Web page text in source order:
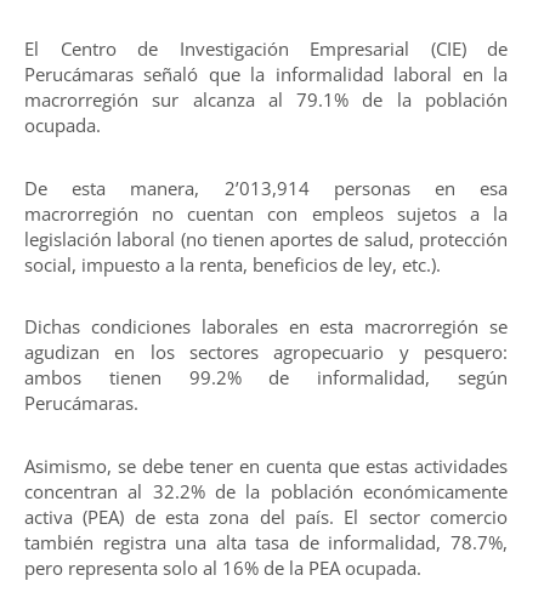
El Centro de Investigación Empresarial (CIE) de
Perucámaras señaló que la informalidad laboral en la
macrorregión sur alcanza al 79.1% de la población
ocupada.
De esta manera, 2’013,914 personas en esa
macrorregión no cuentan con empleos sujetos a la
legislación laboral (no tienen aportes de salud, protección
social, impuesto a la renta, beneficios de ley, etc.).
Dichas condiciones laborales en esta macrorregión se
agudizan en los sectores agropecuario y pesquero:
ambos tienen 99.2% de informalidad, según
Perucámaras.
Asimismo, se debe tener en cuenta que estas actividades
concentran al 32.2% de la población económicamente
activa (PEA) de esta zona del país. El sector comercio
también registra una alta tasa de informalidad, 78.7%,
pero representa solo al 16% de la PEA ocupada.